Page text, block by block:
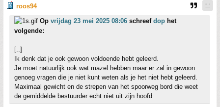
roos94
Op vrijdag 23 mei 2025 08:06 schreef dop het
volgende:
[..]
Ik denk dat je ook gewoon voldoende hebt geleerd.
Je moet natuurlijk ook wat mazel hebben maar er zal in gewoon
genoeg vragen die je niet kunt weten als je het niet hebt geleerd.
Maximaal gewicht en de strepen van het spoorweg bord die weet
de gemiddelde bestuurder echt niet uit zijn hoofd